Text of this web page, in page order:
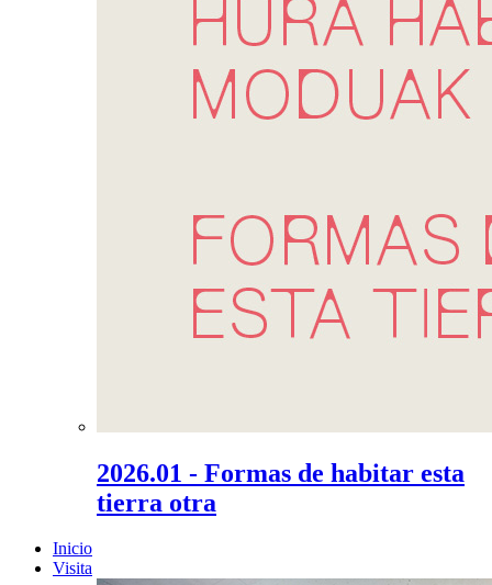
2026.01 - Formas de habitar esta
tierra otra
Inicio
Visita